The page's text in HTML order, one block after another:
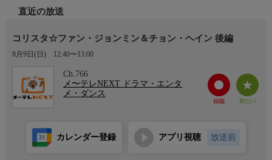
直近の放送
コリスタ☆ファン・ジョンミン＆チョン・ヘイン 後編
8月9日(日) 12:40〜13:00
Ch.766
メ〜テレNEXT ドラマ・エンタ
メ・ダンス
カレンダー登録 アプリ視聴 放送前